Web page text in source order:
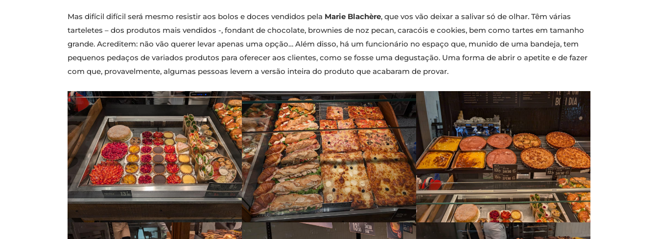
Mas difícil difícil será mesmo resistir aos bolos e doces vendidos pela Marie Blachère, que vos vão deixar a salivar só de olhar. Têm várias
tarteletes – dos produtos mais vendidos -, fondant de chocolate, brownies de noz pecan, caracóis e cookies, bem como tartes em tamanho
grande. Acreditem: não vão querer levar apenas uma opção… Além disso, há um funcionário no espaço que, munido de uma bandeja, tem
pequenos pedaços de variados produtos para oferecer aos clientes, como se fosse uma degustação. Uma forma de abrir o apetite e de fazer
com que, provavelmente, algumas pessoas levem a versão inteira do produto que acabaram de provar.